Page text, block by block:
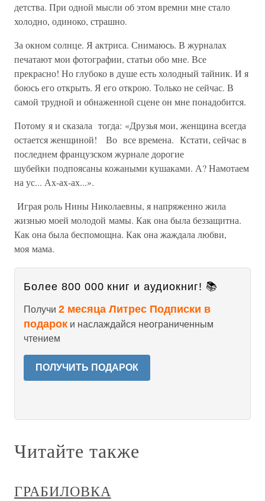
детства. При одной мысли об этом времни мне стало
холодно, одиноко, страшно.
За окном солнце. Я актриса. Снимаюсь. В журналах
печатают мои фотографии, статьи обо мне. Все
прекрасно! Но глубоко в душе есть холодный тайник. И я
боюсь его открыть. Я его открою. Только не сейчас. В
самой трудной и обнаженной сцене он мне понадобится.
Потому я и сказала тогда: «Друзья мои, женщина всегда
остается женщиной! Во все времена. Кстати, сейчас в
последнем французском журнале дорогие
шубейки подпоясаны кожаными кушаками. А? Намотаем
на ус... Ах-ах-ах...».
Играя роль Нины Николаевны, я напряженно жила
жизнью моей молодой мамы. Как она была беззащитна.
Как она была беспомощна. Как она жаждала любви,
моя мама.
Более 800 000 книг и аудиокниг! 📚
Получи 2 месяца Литрес Подписки в
подарок и наслаждайся неограниченным
чтением
ПОЛУЧИТЬ ПОДАРОК
Читайте также
ГРАБИЛОВКА